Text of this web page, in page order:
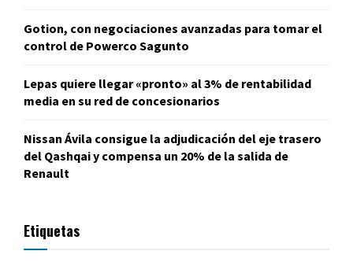
Gotion, con negociaciones avanzadas para tomar el
control de Powerco Sagunto
Lepas quiere llegar «pronto» al 3% de rentabilidad
media en su red de concesionarios
Nissan Ávila consigue la adjudicación del eje trasero
del Qashqai y compensa un 20% de la salida de
Renault
Etiquetas